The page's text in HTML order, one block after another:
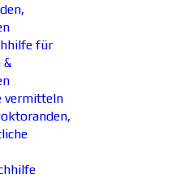
für
&
vermitteln